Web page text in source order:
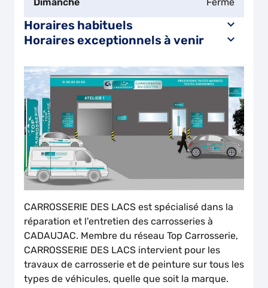
Horaires habituels
Horaires exceptionnels à venir
CARROSSERIE DES LACS est spécialisé dans la
réparation et l'entretien des carrosseries à
CADAUJAC. Membre du réseau Top Carrosserie,
CARROSSERIE DES LACS intervient pour les
travaux de carrosserie et de peinture sur tous les
types de véhicules, quelle que soit la marque.